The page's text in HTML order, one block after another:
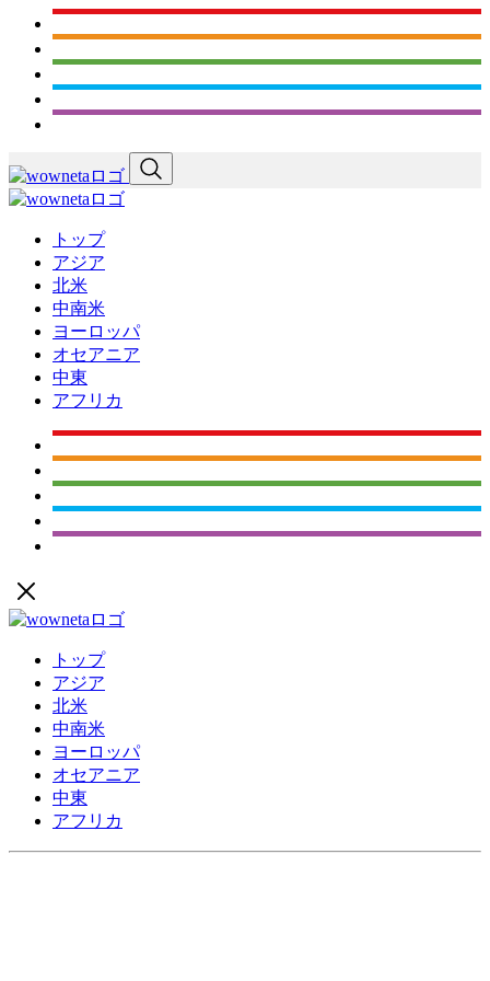
トップ
アジア
北米
中南米
ヨーロッパ
オセアニア
中東
アフリカ
トップ
アジア
北米
中南米
ヨーロッパ
オセアニア
中東
アフリカ